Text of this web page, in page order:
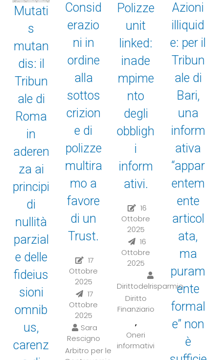
Mutati
s
mutan
dis: il
Tribun
ale di
Roma
in
aderen
za ai
principi
di
nullità
parzial
e delle
fideius
sioni
omnib
us,
carenz
Consid
erazio
ni in
ordine
alla
sottos
crizion
e di
polizze
multira
mo a
favore
di un
Trust.
17
Ottobre
2025
17
Ottobre
2025
Sara
Rescigno
Arbitro per le
Polizze
unit
linked:
inade
mpime
nto
degli
obbligh
i
inform
ativi.
16
Ottobre
2025
16
Ottobre
2025
Dirittodelrisparmio
Diritto
Finanziario
,
Oneri
informativi
Azioni
illiquid
e: per il
Tribun
ale di
Bari,
una
inform
ativa
“appar
entem
ente
articol
ata,
ma
puram
ente
formal
e” non
è